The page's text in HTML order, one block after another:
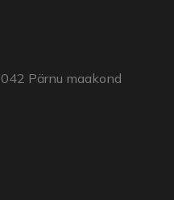
Pärnu maakond